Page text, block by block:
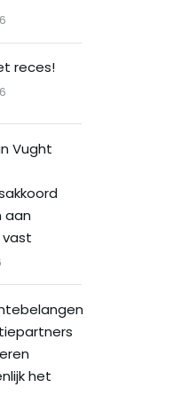
reces!
Vught
aan
vast
het